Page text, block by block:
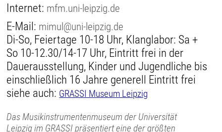
Internet: mfm.uni-leipzig.de
E-Mail: mimul@uni-leipzig.de
Di-So, Feiertage 10-18 Uhr, Klanglabor: Sa +
So 10-12.30/14-17 Uhr, Eintritt frei in der
Dauerausstellung, Kinder und Jugendliche bis
einschließlich 16 Jahre generell Eintritt frei
siehe auch: GRASSI Museum Leipzig
Das Musikinstrumentenmuseum der Universität
Leipzig im GRASSI präsentiert eine der größten